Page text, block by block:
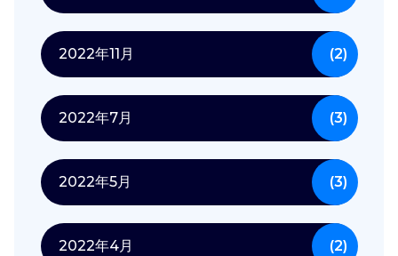
2022年11月 (2)
2022年7月 (3)
2022年5月 (3)
2022年4月 (2)